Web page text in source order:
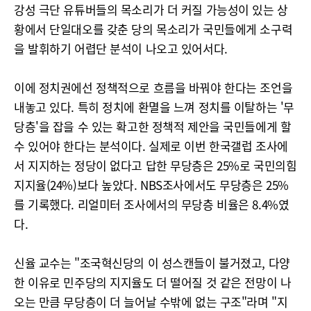
강성 극단 유튜버들의 목소리가 더 커질 가능성이 있는 상
황에서 단일대오를 갖춘 당의 목소리가 국민들에게 소구력
을 발휘하기 어렵단 분석이 나오고 있어서다.
이에 정치권에선 정책적으로 흐름을 바꿔야 한다는 조언을
내놓고 있다. 특히 정치에 환멸을 느껴 정치를 이탈하는 '무
당층'을 잡을 수 있는 확고한 정책적 제안을 국민들에게 할
수 있어야 한다는 분석이다. 실제로 이번 한국갤럽 조사에
서 지지하는 정당이 없다고 답한 무당층은 25%로 국민의힘
지지율(24%)보다 높았다. NBS조사에서도 무당층은 25%
를 기록했다. 리얼미터 조사에서의 무당층 비율은 8.4%였
다.
신율 교수는 "조국혁신당의 이 성스캔들이 불거졌고, 다양
한 이유로 민주당의 지지율도 더 떨어질 것 같은 전망이 나
오는 만큼 무당층이 더 늘어날 수밖에 없는 구조"라며 "지